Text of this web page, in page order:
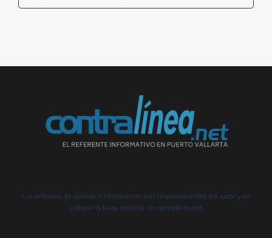
Los artículos de opinión e información son responsabilidad del autor y no
reflejan la línea editorial de contralínea.net